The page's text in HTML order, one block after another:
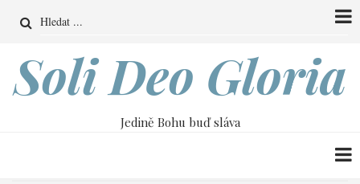
obsahu
Search
Soli Deo Gloria
Jedině Bohu buď sláva